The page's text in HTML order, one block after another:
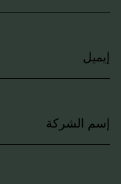
إيميل
إسم الشركة